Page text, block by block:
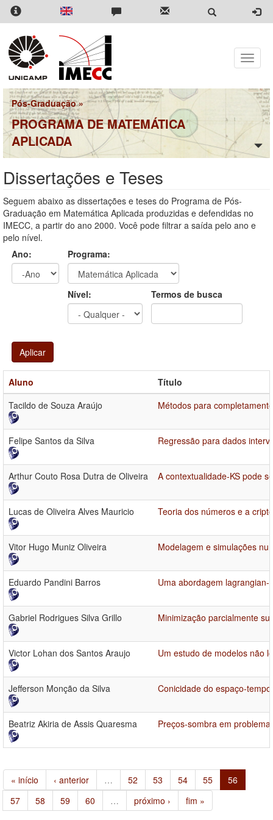
Pular
para
conteúdo
principal
Toggle
Pós-Graduação»
PROGRAMA DE MATEMÁTICA
APLICADA
Dissertações e Teses
Seguem abaixo as dissertações e teses do Programa de Pós-
Graduação em Matemática Aplicada produzidas e defendidas no
IMECC, a partir do ano 2000. Você pode filtrar a saída pelo ano e
pelo nível.
Ano:
Programa:
Nível: Termos de busca
Aplicar
Aluno
Título
Tacildo de Souza Araújo
Métodos para
Felipe Santos da Silva Regressão para dados
Arthur Couto Rosa Dutra de Oliveira A contextualidade-KS pode
Lucas de Oliveira Alves Mauricio Teoria dos números e a
Vitor Hugo Muniz Oliveira Modelagem e simulações
Eduardo Pandini Barros Uma abordagem
Gabriel Rodrigues Silva Grillo Minimização parcialmente
Victor Lohan dos Santos Araujo Um estudo de modelos não
Jefferson Monção da Silva Conicidade do espaço-
Beatriz Akiria de Assis Quaresma Preços-sombra em
« início ‹ anterior … 52 53 54 55
56
57
58 59 60 … próximo › fim »